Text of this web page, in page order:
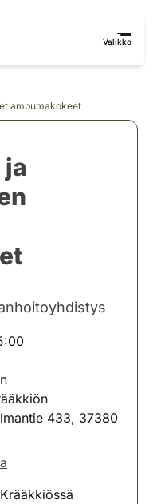
Valikko
ampumakokeet
433, 37380